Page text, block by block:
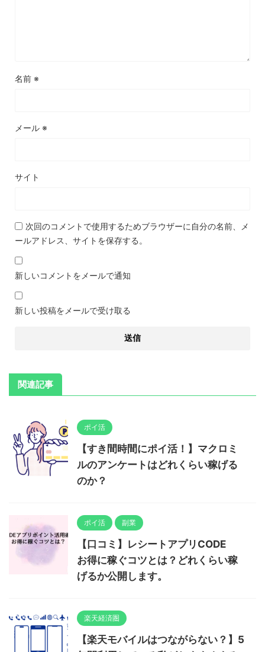
名前 ※
メール ※
サイト
次回のコメントで使用するためブラウザーに自分の名前、メ
ールアドレス、サイトを保存する。
新しいコメントをメールで通知
新しい投稿をメールで受け取る
関連記事
ポイ活
【すき間時間にポイ活！】マクロミ
ルのアンケートはどれくらい稼げる
のか？
ポイ活 副業
【口コミ】レシートアプリCODE
お得に稼ぐコツとは？どれくらい稼
げるか公開します。
楽天経済圏
【楽天モバイルはつながらない？】5